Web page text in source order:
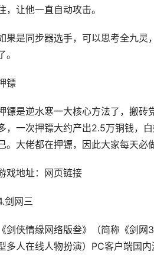
，让他一直自动攻击。
果是同步器选手，可以思考全九灵
。
镖
镖是逆水寒一大核心方法了，搬砖
，一次押镖大约产出2.5万铜钱，
。大佬都在押镖，因此大家每天必
戏地址：网页链接
剑网三
《剑侠情缘网络版叁》（简称《剑
多人在线人物扮演）PC客户端国